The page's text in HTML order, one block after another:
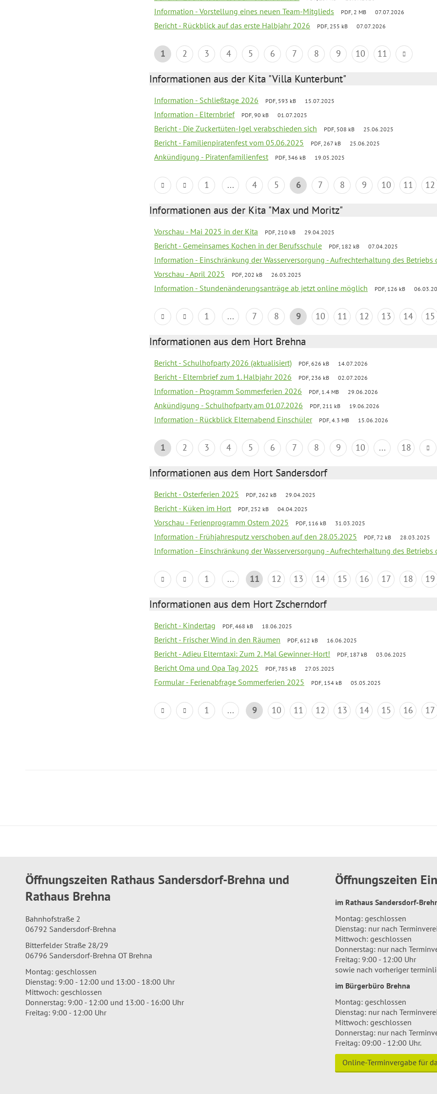
Information - Vorstellung eines neuen Team-Mitglieds PDF, 2 MB 07.07.2026
Bericht - Rückblick auf das erste Halbjahr 2026 PDF, 255 kB 07.07.2026
1 2 3 4 5 6 7 8 9 10 11
Informationen aus der Kita "Villa Kunterbunt"
Information - Schließtage 2026 PDF, 593 kB 15.07.2025
Information - Elternbrief PDF, 90 kB 01.07.2025
Bericht - Die Zuckertüten-Igel verabschieden sich PDF, 508 kB 25.06.2025
Bericht - Familienpiratenfest vom 05.06.2025 PDF, 267 kB 25.06.2025
Ankündigung - Piratenfamilienfest PDF, 346 kB 19.05.2025
1 ... 4 5 6 7 8 9 10 11 12
Informationen aus der Kita "Max und Moritz"
Vorschau - Mai 2025 in der Kita PDF, 210 kB 29.04.2025
Bericht - Gemeinsames Kochen in der Berufsschule PDF, 182 kB 07.04.2025
Information - Einschränkung der Wasserversorgung - Aufrechterhaltung des Betriebs
Vorschau - April 2025
PDF, 202 kB 26.03.2025
Information - Stundenänderungsanträge ab jetzt online möglich PDF, 126 kB
1 ... 7 8 9 10 11 12 13 14 15
Informationen aus dem Hort Brehna
Bericht - Schulhofparty 2026 (aktualisiert) PDF, 626 kB 14.07.2026
Bericht - Elternbrief zum 1. Halbjahr 2026 PDF, 236 kB 02.07.2026
Information - Programm Sommerferien 2026 PDF, 1.4 MB 29.06.2026
Ankündigung - Schulhofparty am 01.07.2026 PDF, 211 kB 19.06.2026
Information - Rückblick Elternabend Einschüler PDF, 4.3 MB 15.06.2026
1 2 3 4 5 6 7 8 9 10 ... 18
Informationen aus dem Hort Sandersdorf
Bericht - Osterferien 2025 PDF, 262 kB 29.04.2025
Bericht - Küken im Hort PDF, 252 kB 04.04.2025
Vorschau - Ferienprogramm Ostern 2025 PDF, 116 kB 31.03.2025
Information - Frühjahresputz verschoben auf den 28.05.2025 PDF, 72 kB 28.03.2025
Information - Einschränkung der Wasserversorgung - Aufrechterhaltung des Betriebs
1 ... 11 12 13 14 15 16 17 18 19
Informationen aus dem Hort Zscherndorf
Bericht - Kindertag PDF, 468 kB 18.06.2025
Bericht - Frischer Wind in den Räumen PDF, 612 kB 16.06.2025
Bericht - Adieu Elterntaxi: Zum 2. Mal Gewinner-Hort! PDF, 187 kB 03.06.2025
Bericht Oma und Opa Tag 2025 PDF, 785 kB 27.05.2025
Formular - Ferienabfrage Sommerferien 2025 PDF, 154 kB 05.05.2025
1 ... 9 10 11 12 13 14 15 16 17
Öffnungszeiten Rathaus Sandersdorf-Brehna und
Rathaus Brehna
Bahnhofstraße 2
06792 Sandersdorf-Brehna
Bitterfelder Straße 28/29
06796 Sandersdorf-Brehna OT Brehna
Montag: geschlossen
Dienstag: 9:00 - 12:00 und 13:00 - 18:00 Uhr
Mittwoch: geschlossen
Donnerstag: 9:00 - 12:00 und 13:00 - 16:00 Uhr
Freitag: 9:00 - 12:00 Uhr
Öffnungszeiten
im Rathaus Sandersdorf-
Montag: geschlossen
Dienstag: nur nach
Mittwoch: geschlossen
Donnerstag: nur nach
Freitag: 9:00 - 12:00 Uhr
sowie nach vorheriger
im Bürgerbüro Brehna
Montag: geschlossen
Dienstag: nur nach
Mittwoch: geschlossen
Donnerstag: nur nach
Freitag: 09:00 - 12:00 Uhr.
Online-Terminvergabe für